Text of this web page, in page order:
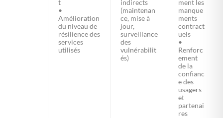
t
•
Amélioration
du niveau de
résilience des
services
utilisés
indirects
(maintenan
ce, mise à
jour,
surveillance
des
vulnérabilit
és)
ment les
manque
ments
contract
uels
•
Renforc
ement
de la
confianc
e des
usagers
et
partenai
res